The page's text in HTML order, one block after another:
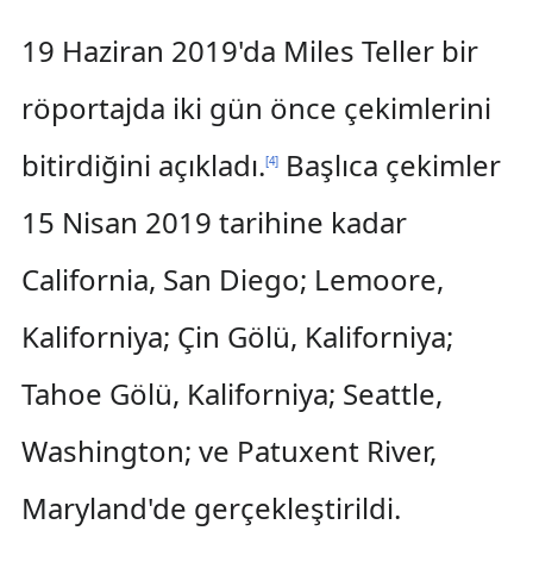
19 Haziran 2019'da Miles Teller bir
röportajda iki gün önce çekimlerini
bitirdiğini açıkladı.[4]Başlıca çekimler
15 Nisan 2019 tarihine kadar
California, San Diego; Lemoore,
Kaliforniya; Çin Gölü, Kaliforniya;
Tahoe Gölü, Kaliforniya; Seattle,
Washington; ve Patuxent River,
Maryland'de gerçekleştirildi.